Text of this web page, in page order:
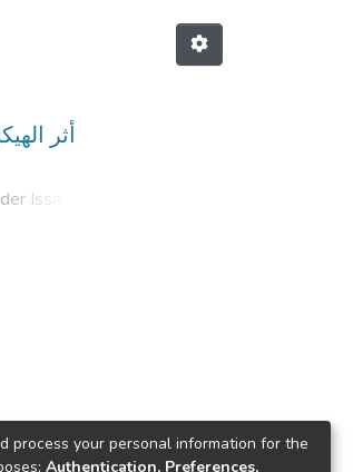
أثر
Issa
process your personal information for the
Authentication, Preferences,